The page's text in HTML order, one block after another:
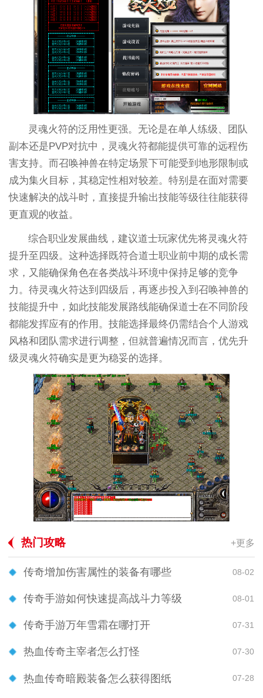
灵魂火符的泛用性更强。无论是在单人练级、团队
副本还是PVP对抗中，灵魂火符都能提供可靠的远程伤
害支持。而召唤神兽在特定场景下可能受到地形限制或
成为集火目标，其稳定性相对较差。特别是在面对需要
快速解决的战斗时，直接提升输出技能等级往往能获得
更直观的收益。
综合职业发展曲线，建议道士玩家优先将灵魂火符
提升至四级。这种选择既符合道士职业前中期的成长需
求，又能确保角色在各类战斗环境中保持足够的竞争
力。待灵魂火符达到四级后，再逐步投入到召唤神兽的
技能提升中，如此技能发展路线能确保道士在不同阶段
都能发挥应有的作用。技能选择最终仍需结合个人游戏
风格和团队需求进行调整，但就普遍情况而言，优先升
级灵魂火符确实是更为稳妥的选择。
热门攻略 +更多
传奇增加伤害属性的装备有哪些 08-02
传奇手游如何快速提高战斗力等级 08-01
传奇手游万年雪霜在哪打开 07-31
热血传奇主宰者怎么打怪 07-30
热血传奇暗殿装备怎么获得图纸 07-28